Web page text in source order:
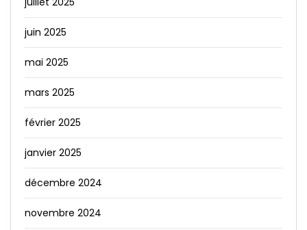
juin 2025
mai 2025
mars 2025
février 2025
janvier 2025
décembre 2024
novembre 2024